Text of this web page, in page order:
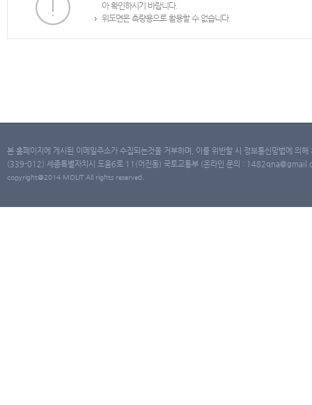
아 확인하시기 바랍니다.
위도면은 측량용으로 활용할 수 없습니다.
본 홈페이지에 게시된 이메일주소가 수집되는것을 거부하며, 이를 위반할 시 정보통신망법에 의
(339-012) 세종특별자치시 도움6로 11(어진동) 국토교통부 (온라인 문의 :
copyright@2014 MOLIT All rights reserved.